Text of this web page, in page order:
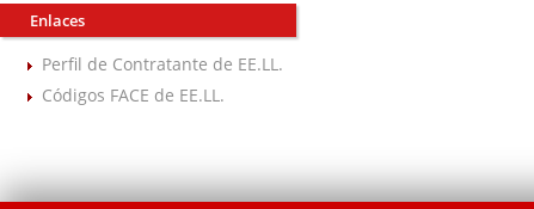
Enlaces
Perfil de Contratante de EE.LL.
Códigos FACE de EE.LL.